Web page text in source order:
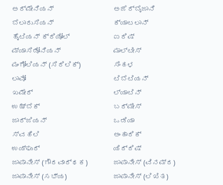
ಅರ್ಮೇನಿಯನ್
ಅಜೆರ್ಬೈಜಾನಿ
ಬೆಲಾರುಸಿಯನ್
ಕ್ಯಾಟಲಾನ್
ಹೈಟಿಯನ್ ಕ್ರಿಯೋಲ್
ಐರಿಷ್
ಮ್ಯಾಸಿಡೋನಿಯನ್
ಮಾಲ್ಟೀಸ್
ಮಂಗೋಲಿಯನ್ (ಸಿರಿಲಿಕ್)
ಸಿಂಹಳ
ಲಾವೋ
ಟಿಬೆಟಿಯನ್
ಖಮೇರ್
ಲ್ಯಾಟಿನ್
ಉಝ್ಬೆಕ್
ಬರ್ಮೀಸ್
ಜಾರ್ಜಿಯನ್
ಒಡಿಯಾ
ಸ್ವಹಿಲಿ
ಅಂಹಾರಿಕ್
ಉಯ್ಘುರ್
ಯಿದ್ದಿಷ್
ಜಾಪಾನೀಸ್ (ಗೌರವಾರ್ಥಕ)
ಜಾಪಾನೀಸ್ (ವಿನಮ್ರ)
ಜಾಪಾನೀಸ್ (ಸಭ್ಯ)
ಜಾಪಾನೀಸ್ (ಲಿಖಿತ)